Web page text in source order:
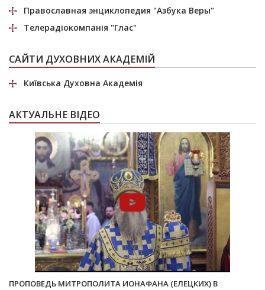
Православная энциклопедия "Азбука Веры"
Телерадіокомпанія "Глас"
САЙТИ ДУХОВНИХ АКАДЕМІЙ
Київська Духовна Академія
АКТУАЛЬНЕ ВІДЕО
ПРОПОВЕДЬ МИТРОПОЛИТА ИОНАФАНА (ЕЛЕЦКИХ) В